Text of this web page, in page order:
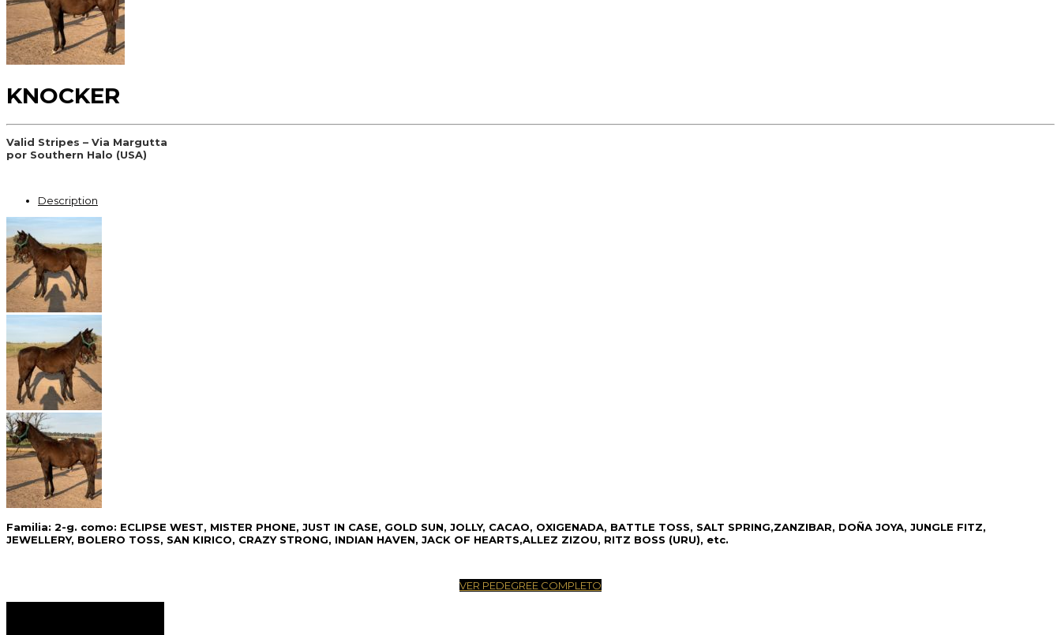
KNOCKER
Valid Stripes – Via Margutta
por Southern Halo (USA)
Description
Familia: 2-g. como: ECLIPSE WEST, MISTER PHONE, JUST IN CASE, GOLD SUN, JOLLY, CACAO, OXIGENADA, BATTLE TOSS, SALT SPRING,ZANZIBAR, DOÑA JOYA, JUNGLE FITZ,
JEWELLERY, BOLERO TOSS, SAN KIRICO, CRAZY STRONG, INDIAN HAVEN, JACK OF HEARTS,ALLEZ ZIZOU, RITZ BOSS (URU), etc.
VER PEDEGREE COMPLETO